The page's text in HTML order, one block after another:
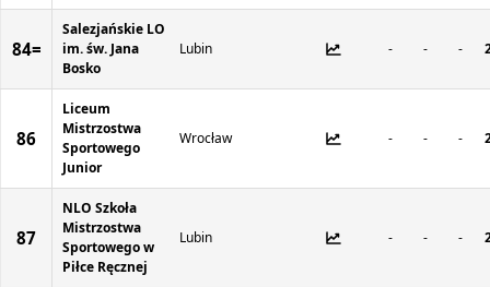
84=
Salezjańskie LO
im. św. Jana
Bosko
Lubin - - -
86
Liceum
Mistrzostwa
Sportowego
Junior
Wrocław - - -
87
NLO Szkoła
Mistrzostwa
Sportowego w
Piłce Ręcznej
Lubin - - -